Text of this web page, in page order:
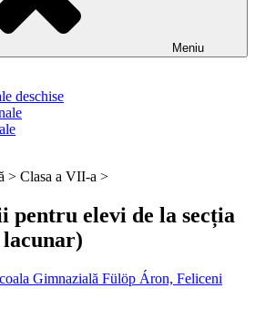
Meniu
deschise
> Clasa a VII-a >
pentru elevi de la secția
Gimnazială Fülöp Áron, Feliceni